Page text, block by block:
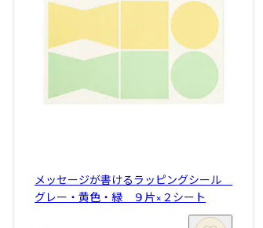
メッセージが書けるラッピングシール
グレー・黄色・緑 ９片×２シート